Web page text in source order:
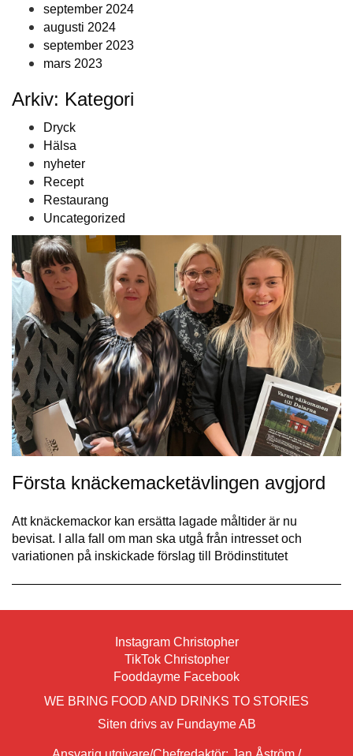
september 2024
augusti 2024
september 2023
mars 2023
Arkiv: Kategori
Dryck
Hälsa
nyheter
Recept
Restaurang
Uncategorized
Första knäckemacketävlingen avgjord
Att knäckemackor kan ersätta lagade måltider är nu
bevisat. I alla fall om man ska utgå från intresset och
variationen på inskickade förslag till Brödinstitutet
Instagram Christopher
TikTok Christopher
Fooddayme Facebook
WE BRING FOOD AND DRINKS TO STORIES
Siten drivs av Fundayme AB